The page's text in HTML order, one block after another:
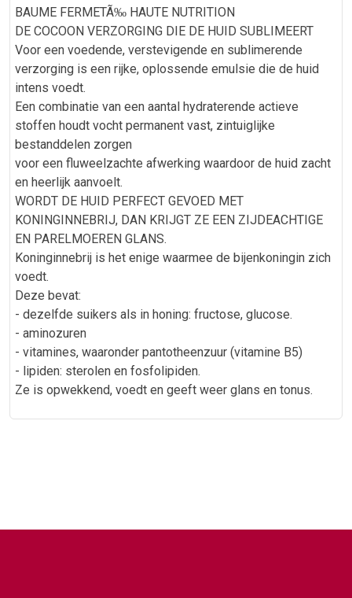
BAUME FERMETÃ‰ HAUTE NUTRITION
DE COCOON VERZORGING DIE DE HUID SUBLIMEERT
Voor een voedende, verstevigende en sublimerende
verzorging is een rijke, oplossende emulsie die de huid
intens voedt.
Een combinatie van een aantal hydraterende actieve
stoffen houdt vocht permanent vast, zintuiglijke
bestanddelen zorgen
voor een fluweelzachte afwerking waardoor de huid zacht
en heerlijk aanvoelt.
WORDT DE HUID PERFECT GEVOED MET
KONINGINNEBRIJ, DAN KRIJGT ZE EEN ZIJDEACHTIGE
EN PARELMOEREN GLANS.
Koninginnebrij is het enige waarmee de bijenkoningin zich
voedt.
Deze bevat:
- dezelfde suikers als in honing: fructose, glucose.
- aminozuren
- vitamines, waaronder pantotheenzuur (vitamine B5)
- lipiden: sterolen en fosfolipiden.
Ze is opwekkend, voedt en geeft weer glans en tonus.